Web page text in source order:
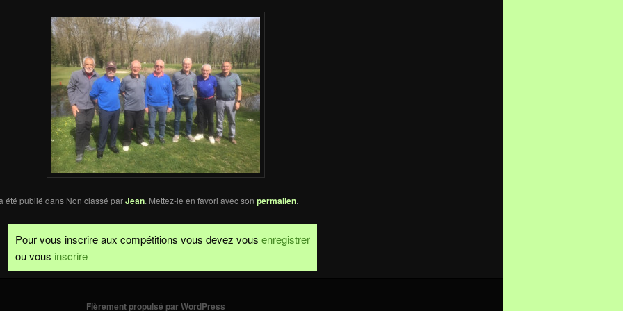
été publié dans Non classé parJean. Mettez-le en favori avec son permalien.
Pour vous inscrire aux compétitions vous devez vous enregistrer
ou vous inscrire
Fièrement propulsé par WordPress